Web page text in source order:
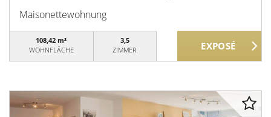
Maisonettewohnung
108,42 m²
WOHNFLÄCHE
3,5
ZIMMER